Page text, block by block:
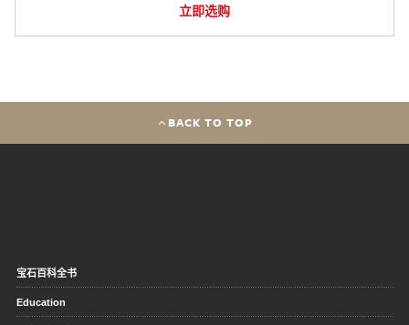
立即选购
BACK TO TOP
宝石百科全书
Education